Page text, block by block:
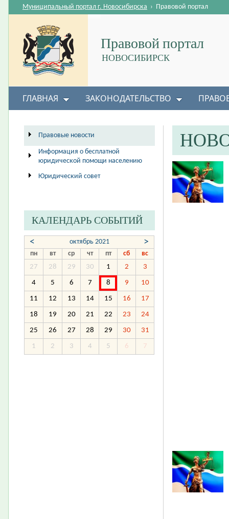
Правовой портал
НОВОСИБИРСК
Муниципальный портал г. Новосибирска › Правовой портал
ГЛАВНАЯ ЗАКОНОДАТЕЛЬСТВО
Правовые новости
Информация о бесплатной
юридической помощи населению
Юридический совет
КАЛЕНДАРЬ СОБЫТИЙ
< октябрь 2021 >
пн вт ср чт пт сб
вс
27
28 29 30 1 2 3
4 5 6 7 8 9 10
11 12 13 14 15 16 17
18 19 20 21 22 23 24
25 26 27 28 29 30 31
1 2 3 4 5 6 7